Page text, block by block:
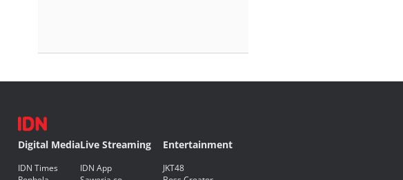
Digital Media
IDN Times
Live Streaming
IDN App
Entertainment
JKT48